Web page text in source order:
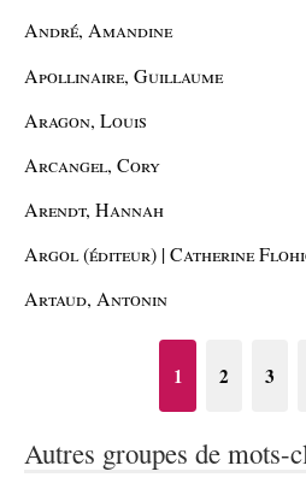
André, Amandine
Apollinaire, Guillaume
Aragon, Louis
Arcangel, Cory
Arendt, Hannah
Argol (éditeur) | Catherine
Artaud, Antonin
1 2 3
Autres groupes de mots-